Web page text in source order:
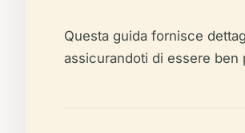
Questa guida fornisce
assicurandoti di essere ben